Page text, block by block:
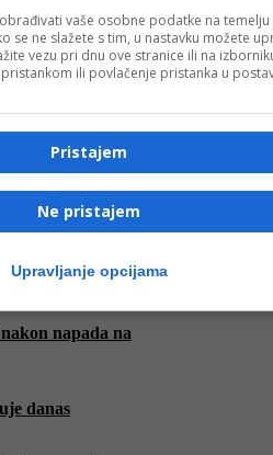
zapravo zaštićeni?
akcija o opasnostima
Reese Witherspoon u “Ponovo
napada na
danas
vaše osobne podatke na temelju
se ne slažete s tim, u nastavku možete
vezu pri dnu ove stranice ili na
ili povlačenje pristanka u
Pristajem
Ne pristajem
Upravljanje opcijama